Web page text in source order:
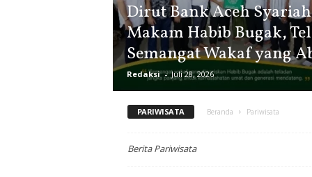
Dirut Bank Aceh
Makam Habib Bugak,
Semangat Wakaf yang
Redaksi - Juli 28, 2026
PARIWISATA Beranda Pariwisata
Berita Pariwisata